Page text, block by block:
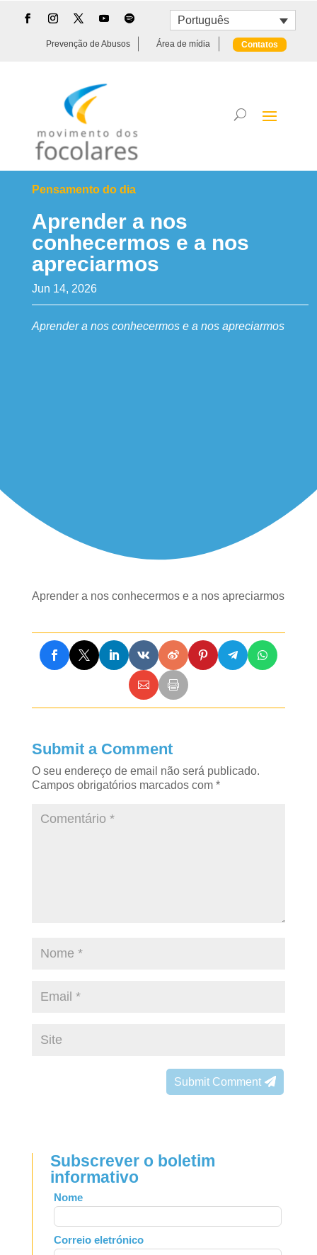
Português
Prevenção de Abusos Área de mídia Contatos
Pensamento do dia
Aprender a nos
conhecermos e a nos
apreciarmos
Jun 14, 2026
Aprender a nos conhecermos e a nos apreciarmos
Aprender a nos conhecermos e a nos apreciarmos
Submit a Comment
O seu endereço de email não será publicado.
Campos obrigatórios marcados com *
Submit Comment
Subscrever o boletim
informativo
Leave
this
field
blank
Nome
Correio eletrónico